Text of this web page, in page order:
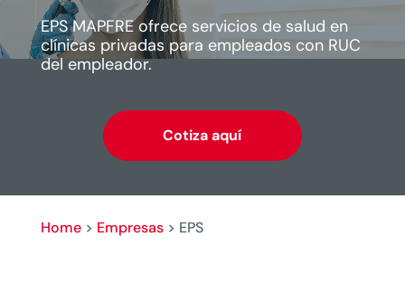
EPS MAPFRE ofrece servicios de salud en
clínicas privadas para empleados con RUC
del empleador.
Cotiza aquí
Home> Empresas> EPS